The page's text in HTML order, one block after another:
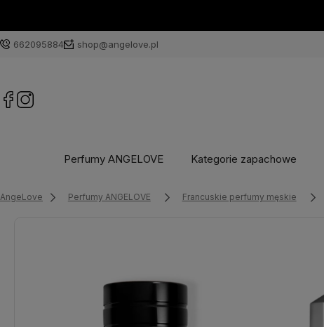
662095884 shop@angelove.pl
Perfumy ANGELOVE Kategorie zapachowe
AngeLove Perfumy ANGELOVE Francuskie perfumy męskie